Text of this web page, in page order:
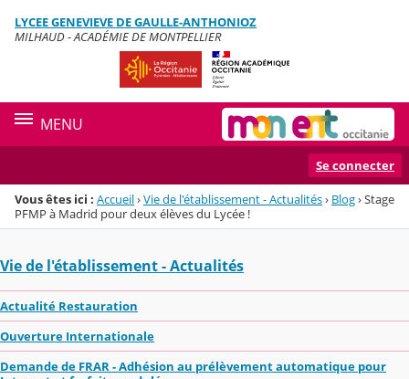
Menu de la rubrique
Contenu
LYCEE GENEVIEVE DE GAULLE-ANTHONIOZ
MILHAUD - ACADÉMIE DE MONTPELLIER
MENU
Se connecter
Vous êtes ici : Accueil›Vie de l'établissement - Actualités› Blog›Stage
PFMP à Madrid pour deux élèves du Lycée !
Vie de l'établissement - Actualités
Actualité Restauration
Ouverture Internationale
Demande de FRAR - Adhésion au prélèvement automatique pour